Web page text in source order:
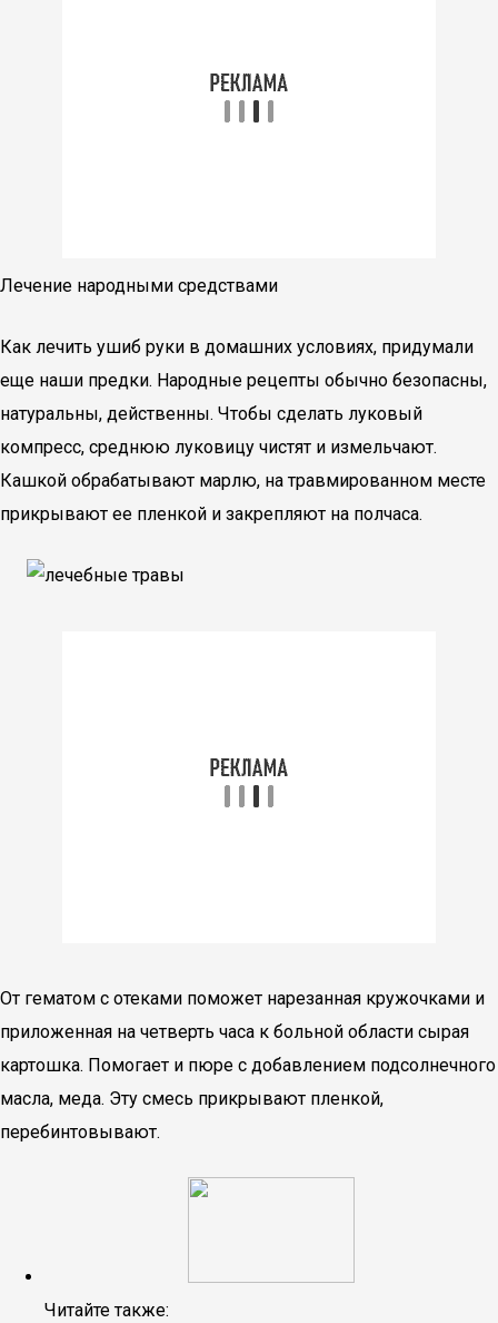
Лечение народными средствами
Как лечить ушиб руки в домашних условиях, придумали
еще наши предки. Народные рецепты обычно безопасны,
натуральны, действенны. Чтобы сделать луковый
компресс, среднюю луковицу чистят и измельчают.
Кашкой обрабатывают марлю, на травмированном месте
прикрывают ее пленкой и закрепляют на полчаса.
От гематом с отеками поможет нарезанная кружочками и
приложенная на четверть часа к больной области сырая
картошка. Помогает и пюре с добавлением подсолнечного
масла, меда. Эту смесь прикрывают пленкой,
перебинтовывают.
Читайте также: